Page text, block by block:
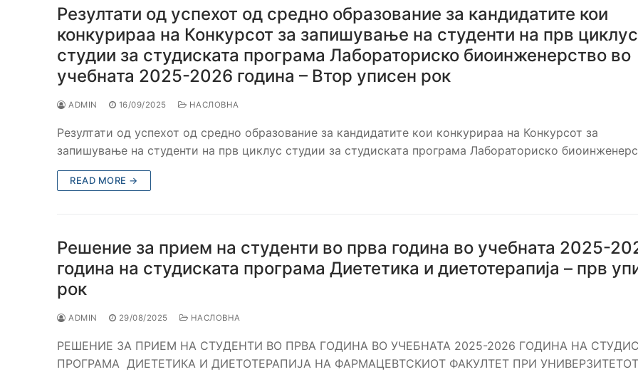
Резултати од успехот од средно образование за кандидатите кои
конкурираа на Конкурсот за запишување на студенти на прв циклус
студии за студиската програма Лабораториско биоинженерство во
учебната 2025-2026 година – Втор уписен рок
ADMIN 16/09/2025 НАСЛОВНА
Резултати од успехот од средно образование за кандидатите кои конкурираа на Конкурсот за
запишување на студенти на прв циклус студии за студиската програма Лабораториско
READ MORE →
Решение за прием на студенти во прва година во учебната 2025-
година на студиската програма Диететика и диетотерапија – прв
рок
ADMIN 29/08/2025 НАСЛОВНА
РЕШЕНИЕ ЗА ПРИЕМ НА СТУДЕНТИ ВО ПРВА ГОДИНА ВО УЧЕБНАТА 2025-2026 ГОДИНА НА
ПРОГРАМА ДИЕТЕТИКА И ДИЕТОТЕРАПИЈА НА ФАРМАЦЕВТСКИОТ ФАКУЛТЕТ ПРИ УНИВЕРЗИТЕТОТ